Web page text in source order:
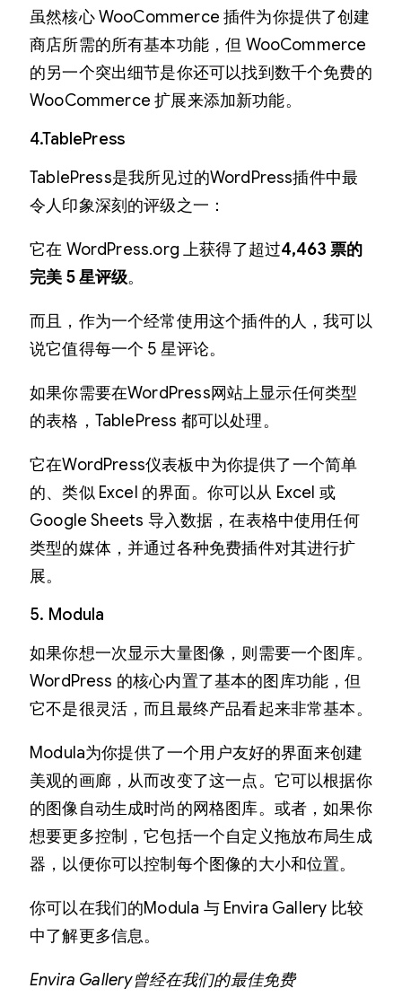
虽然核心 WooCommerce 插件为你提供了创建
商店所需的所有基本功能，但 WooCommerce
的另一个突出细节是你还可以找到数千个免费的
WooCommerce 扩展来添加新功能。
4.TablePress
TablePress是我所见过的WordPress插件中最
令人印象深刻的评级之一：
它在 WordPress.org 上获得了超过4,463 票的
完美 5 星评级。
而且，作为一个经常使用这个插件的人，我可以
说它值得每一个 5 星评论。
如果你需要在WordPress网站上显示任何类型
的表格，TablePress 都可以处理。
它在WordPress仪表板中为你提供了一个简单
的、类似 Excel 的界面。你可以从 Excel 或
Google Sheets 导入数据，在表格​​中使用任何
类型的媒体，并通过各种免费插件对其进行扩
展。
5. Modula
如果你想一次显示大量图像，则需要一个图库。
WordPress 的核心内置了基本的图库功能，但
它不是很灵活，而且最终产品看起来非常基本。
Modula为你提供了一个用户友好的界面来创建
美观的画廊，从而改变了这一点。它可以根据你
的图像自动生成时尚的网格图库。或者，如果你
想要更多控制，它包括一个自定义拖放布局生成
器，以便你可以控制每个图像的大小和位置。
你可以在我们的Modula 与 Envira Gallery 比较
中了解更多信息。
Envira Gallery曾经在我们的最佳免费